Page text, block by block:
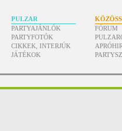
PULZAR
PARTYAJÁNLÓK
PARTYFOTÓK
CIKKEK, INTERJÚK
JÁTÉKOK
FÓRUM